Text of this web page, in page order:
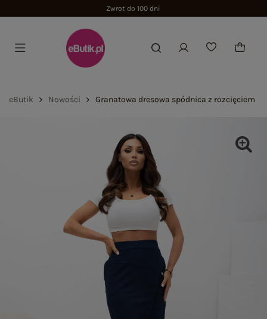
Zwrot do 100 dni
eButik Nowości Granatowa dresowa spódnica z rozcięciem